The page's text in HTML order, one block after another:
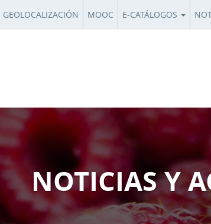
GEOLOCALIZACIÓN MOOC E-CATÁLOGOS
NOTICIAS Y